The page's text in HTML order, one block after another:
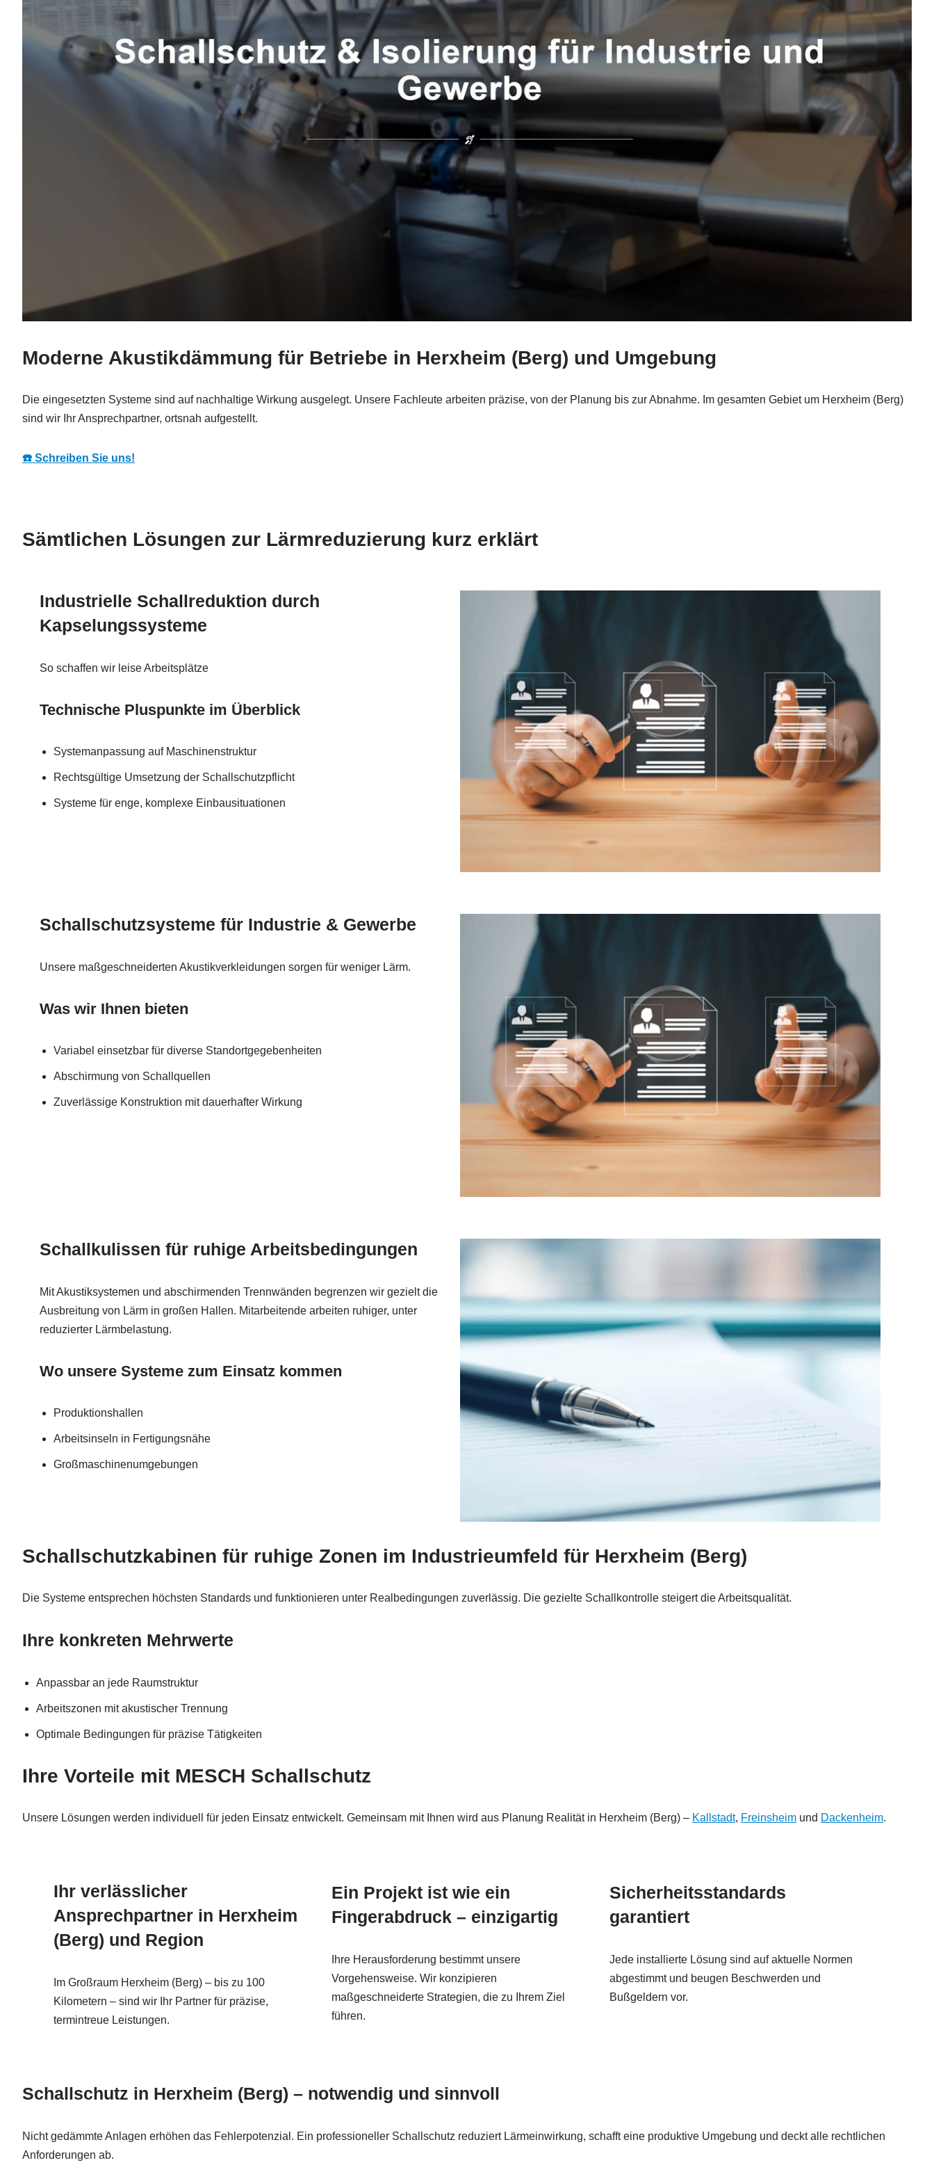
Moderne Akustikdämmung für Betriebe in Herxheim (Berg) und Umgebung
Die eingesetzten Systeme sind auf nachhaltige Wirkung ausgelegt. Unsere Fachleute arbeiten präzise, von der Planung bis zur Abnahme. Im gesamten Gebiet um Herxheim (Berg)
sind wir Ihr Ansprechpartner, ortsnah aufgestellt.
☎️ Schreiben Sie uns!
Sämtlichen Lösungen zur Lärmreduzierung kurz erklärt
Industrielle Schallreduktion durch
Kapselungssysteme
So schaffen wir leise Arbeitsplätze
Technische Pluspunkte im Überblick
Systemanpassung auf Maschinenstruktur
Rechtsgültige Umsetzung der Schallschutzpflicht
Systeme für enge, komplexe Einbausituationen
Schallschutzsysteme für Industrie & Gewerbe
Unsere maßgeschneiderten Akustikverkleidungen sorgen für weniger Lärm.
Was wir Ihnen bieten
Variabel einsetzbar für diverse Standortgegebenheiten
Abschirmung von Schallquellen
Zuverlässige Konstruktion mit dauerhafter Wirkung
Schallkulissen für ruhige Arbeitsbedingungen
Mit Akustiksystemen und abschirmenden Trennwänden begrenzen wir gezielt die
Ausbreitung von Lärm in großen Hallen. Mitarbeitende arbeiten ruhiger, unter
reduzierter Lärmbelastung.
Wo unsere Systeme zum Einsatz kommen
Produktionshallen
Arbeitsinseln in Fertigungsnähe
Großmaschinenumgebungen
Schallschutzkabinen für ruhige Zonen im Industrieumfeld für Herxheim (Berg)
Die Systeme entsprechen höchsten Standards und funktionieren unter Realbedingungen zuverlässig. Die gezielte Schallkontrolle steigert die Arbeitsqualität.
Ihre konkreten Mehrwerte
Anpassbar an jede Raumstruktur
Arbeitszonen mit akustischer Trennung
Optimale Bedingungen für präzise Tätigkeiten
Ihre Vorteile mit MESCH Schallschutz
Unsere Lösungen werden individuell für jeden Einsatz entwickelt. Gemeinsam mit Ihnen wird aus Planung Realität in Herxheim (Berg) – Kallstadt, Freinsheim und Dackenheim.
Ihr verlässlicher
Ansprechpartner in Herxheim
(Berg) und Region
Im Großraum Herxheim (Berg) – bis zu 100
Kilometern – sind wir Ihr Partner für präzise,
termintreue Leistungen.
Ein Projekt ist wie ein
Fingerabdruck – einzigartig
Ihre Herausforderung bestimmt unsere
Vorgehensweise. Wir konzipieren
maßgeschneiderte Strategien, die zu Ihrem Ziel
führen.
Sicherheitsstandards
garantiert
Jede installierte Lösung sind auf aktuelle Normen
abgestimmt und beugen Beschwerden und
Bußgeldern vor.
Schallschutz in Herxheim (Berg) – notwendig und sinnvoll
Nicht gedämmte Anlagen erhöhen das Fehlerpotenzial. Ein professioneller Schallschutz reduziert Lärmeinwirkung, schafft eine produktive Umgebung und deckt alle rechtlichen
Anforderungen ab.